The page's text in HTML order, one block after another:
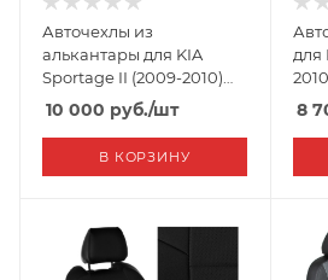
Авточехлы из
алькантары для KIA
Sportage II (2009-2010)
"Автопилот"
10 000 руб./шт
В КОРЗИНУ
для
8